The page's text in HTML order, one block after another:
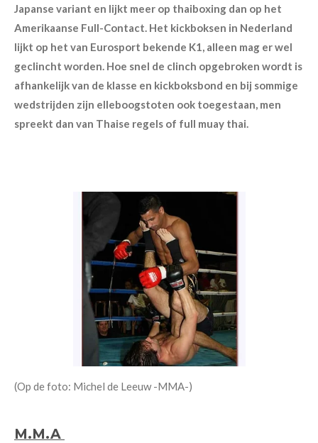
Japanse variant en lijkt meer op thaiboxing dan op het
Amerikaanse Full-Contact. Het kickboksen in Nederland
lijkt op het van Eurosport bekende K1, alleen mag er wel
geclincht worden. Hoe snel de clinch opgebroken wordt is
afhankelijk van de klasse en kickboksbond en bij sommige
wedstrijden zijn elleboogstoten ook toegestaan, men
spreekt dan van Thaise regels of full muay thai.
(Op de foto: Michel de Leeuw -MMA-)
M.M.A